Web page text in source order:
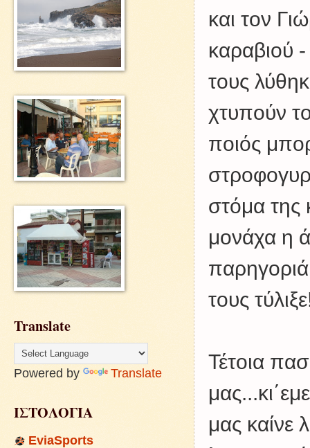
και τον
καραβιού
τους
χτυπούν
ποιός
στόμα της
μονάχα η
τους
Τέτοια
μας καίνε
Translate
Powered by Translate
ΙΣΤΟΛΟΓΙΑ
EviaSports